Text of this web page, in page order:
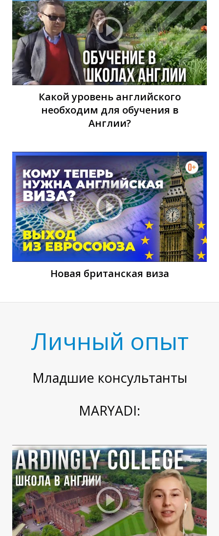
Л
У
Какой уровень английского
необходим для обучения в
Англии?
Новая британская виза
Личный опыт
Младшие консультанты
MARYADI: